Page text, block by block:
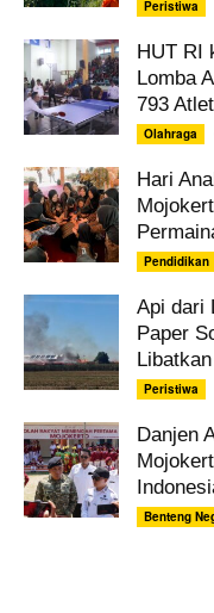
Peristiwa
HUT RI
Lomba
793
Olahraga
Hari
Pendidikan
Api dari
Paper
Peristiwa
Danjen
Benteng